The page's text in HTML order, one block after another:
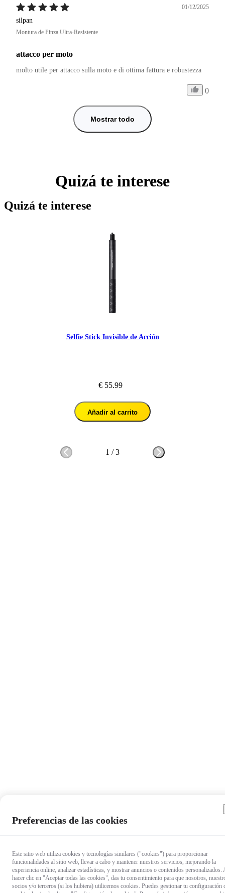
01/12/2025
silpan
Montura de Pinza Ultra-Resistente
attacco per moto
molto utile per attacco sulla moto e di ottima fattura e robustezza
0
Mostrar todo
Quizá te interese
Quizá te interese
Selfie Stick Invisible de Acción
€ 55.99
Añadir al carrito
1 /3
Preferencias de las cookies
Este sitio web utiliza cookies y tecnologías similares ("cookies") para proporcionar
funcionalidades al sitio web, llevar a cabo y mantener nuestros servicios, mejorando la
experiencia online, analizar estadísticas, y mostrar anuncios o contenidos personalizados.
hacer clic en "Aceptar todas las cookies", das tu consentimiento para que nosotros,
socios y/o terceros (si los hubiera) utilicemos cookies. Puedes gestionar tu configuración